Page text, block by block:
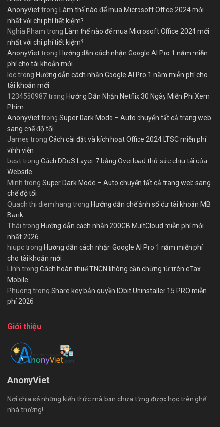
AnonyViettrong Làm thế nào để mua Microsoft Office 2024 mới
nhất với chi phí tiết kiệm?
Nghia Pham trong Làm thế nào để mua Microsoft Office 2024 mới
nhất với chi phí tiết kiệm?
AnonyViettrong Hướng dẫn cách nhận Google AI Pro 1 năm miễn
phí cho tài khoản mới
loctrong Hướng dẫn cách nhận Google AI Pro 1 năm miễn phí cho
tài khoản mới
1234560987trong Hướng Dẫn Nhận Netflix 30 Ngày Miễn Phí Xem
Phim
AnonyViettrong Super Dark Mode – Auto chuyển tất cả trang web
sang chế độ tối
James trong Cách cài đặt và kích hoạt Office 2024 LTSC miễn phí
vĩnh viễn
besttrong Cách DDoS Layer 7 bằng Overload thử sức chịu tải của
Website
Minh trong Super Dark Mode – Auto chuyển tất cả trang web sang
chế độ tối
Quach thi diem hang trong Hướng dẫn chế ảnh số dư tài khoản MB
Bank
Thái trong Hướng dẫn cách nhận 200GB MultCloud miễn phí mới
nhất 2026
hiupctrong Hướng dẫn cách nhận Google AI Pro 1 năm miễn phí
cho tài khoản mới
Linh trong Cách hoàn thuế TNCN không cần chứng từ trên eTax
Mobile
Phuong trong Share key bản quyền IObit Uninstaller 15 PRO miễn
phí 2026
Giới thiệu
AnonyViet
Nơi chia sẻ những kiến thức mà bạn chưa từng được học trên ghế
nhà trường!